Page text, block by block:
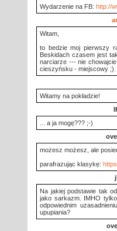
Wydarzenie na FB: http://
Witam,
to bedzie moj pierwszy
Beskidach czasem jest
narciarze --- nie
cieszyńsku - miejscowy
Witamy na pokładzie!
... a ja mogę??? ;-)
możesz możesz, ale
parafrazując klasykę:
Na jakiej podstawie tak
jako sarkazm. IMHO
odpowiednim
upupiania?